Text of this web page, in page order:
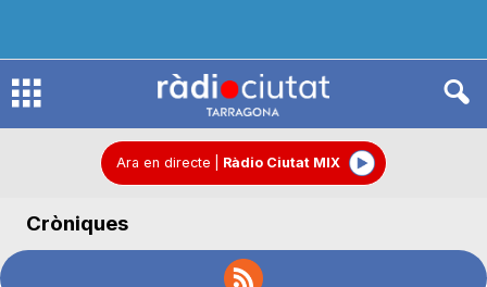
R
d
Ara en directe Ràdio Ciutat MIX
Cròniques